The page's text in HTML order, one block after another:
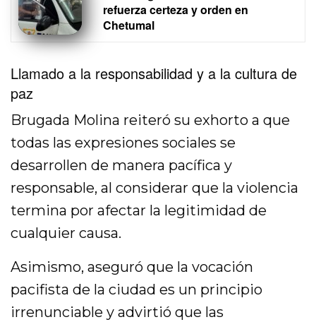
refuerza certeza y orden en
Chetumal
Llamado a la responsabilidad y a la cultura de
paz
Brugada Molina reiteró su exhorto a que
todas las expresiones sociales se
desarrollen de manera pacífica y
responsable, al considerar que la violencia
termina por afectar la legitimidad de
cualquier causa.
Asimismo, aseguró que la vocación
pacifista de la ciudad es un principio
irrenunciable y advirtió que las